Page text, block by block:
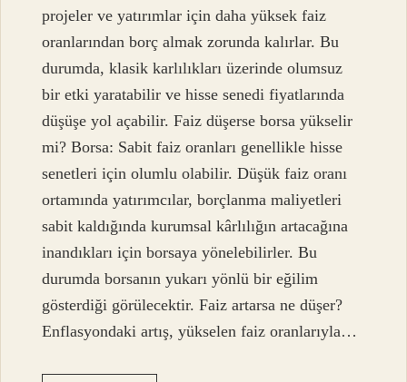
projeler ve yatırımlar için daha yüksek faiz
oranlarından borç almak zorunda kalırlar. Bu
durumda, klasik karlılıkları üzerinde olumsuz
bir etki yaratabilir ve hisse senedi fiyatlarında
düşüşe yol açabilir. Faiz düşerse borsa yükselir
mi? Borsa: Sabit faiz oranları genellikle hisse
senetleri için olumlu olabilir. Düşük faiz oranı
ortamında yatırımcılar, borçlanma maliyetleri
sabit kaldığında kurumsal kârlılığın artacağına
inandıkları için borsaya yönelebilirler. Bu
durumda borsanın yukarı yönlü bir eğilim
gösterdiği görülecektir. Faiz artarsa ne düşer?
Enflasyondaki artış, yükselen faiz oranlarıyla…